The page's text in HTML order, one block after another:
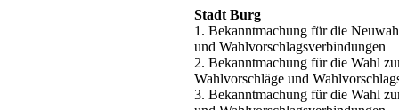
Stadt Burg
1. Bekanntmachung für die
und Wahlvorschlagsverbindungen
2. Bekanntmachung für die Wahl
Wahlvorschläge und
3. Bekanntmachung für die Wahl